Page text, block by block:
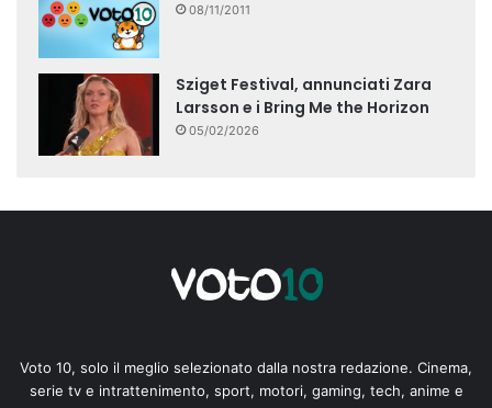
08/11/2011
Sziget Festival, annunciati Zara
Larsson e i Bring Me the Horizon
05/02/2026
Voto 10, solo il meglio selezionato dalla nostra redazione. Cinema,
serie tv e intrattenimento, sport, motori, gaming, tech, anime e